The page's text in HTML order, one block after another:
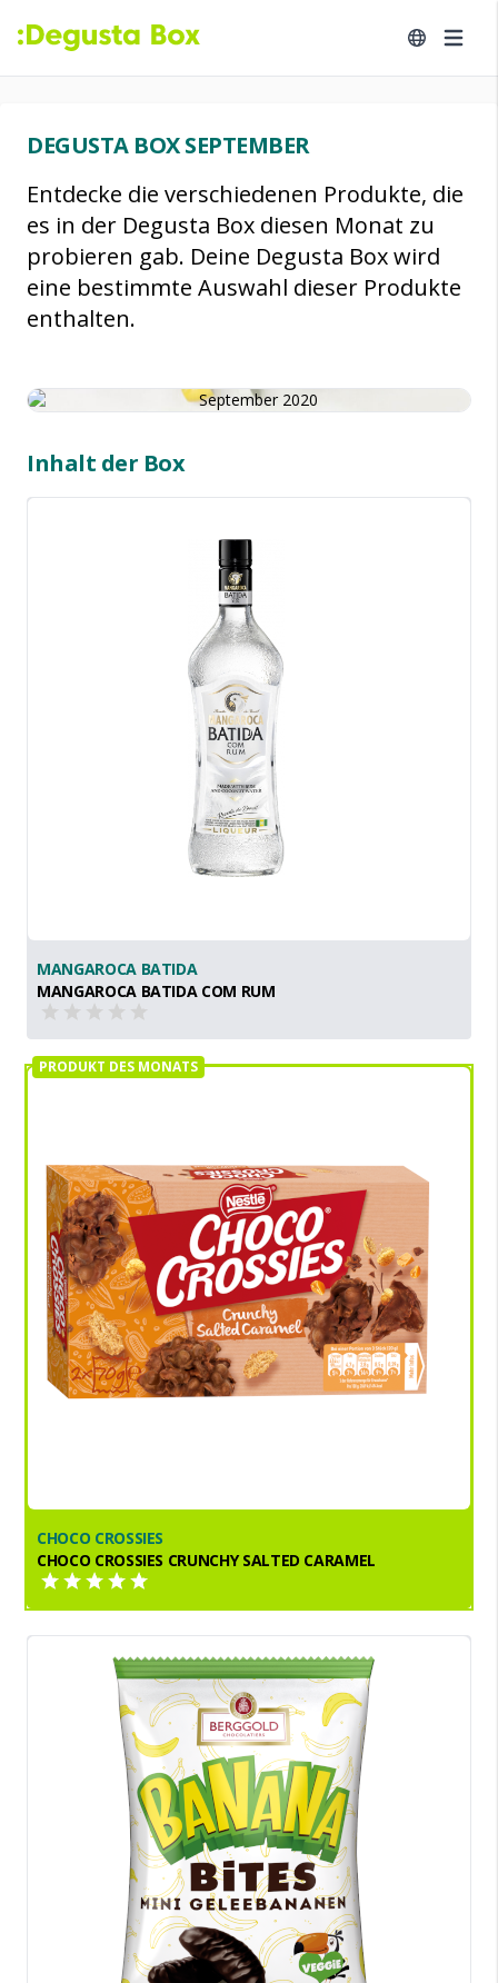
DEGUSTA BOX SEPTEMBER
Entdecke die verschiedenen Produkte, die
es in der Degusta Box diesen Monat zu
probieren gab. Deine Degusta Box wird
eine bestimmte Auswahl dieser Produkte
enthalten.
Inhalt der Box
MANGAROCA BATIDA
MANGAROCA BATIDA COM RUM
CHOCO CROSSIES
CHOCO CROSSIES CRUNCHY SALTED CARAMEL
PRODUKT DES MONATS